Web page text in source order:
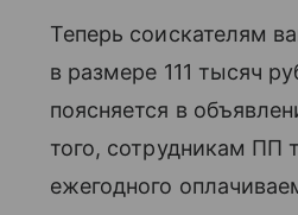
Теперь соискателям
в размере 111 тысяч
поясняется в
того, сотрудникам ПП
ежегодного